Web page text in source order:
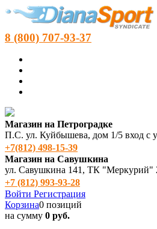
8 (800) 707-93-37
Магазин на Петроградке
П.С. ул. Куйбышева, дом 1/5 вход с
+7(812) 498‑15-39
Магазин на Савушкина
ул. Савушкина 141, ТК "Меркурий"
+7 (812) 993-93-28
Войти Регистрация
Корзина0 позиций
на сумму 0 руб.